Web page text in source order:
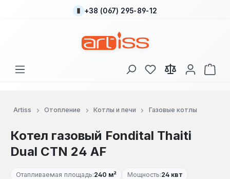
Перейти к основному содержанию
+38 (067) 295-89-12
У вас есть товары
В
Artiss Отопление Котлы и печи Газовые котлы
Котел газовый Fondital Thaiti
Dual CTN 24 AF
Отапливаемая площадь:240 м² Мощность:24 квт